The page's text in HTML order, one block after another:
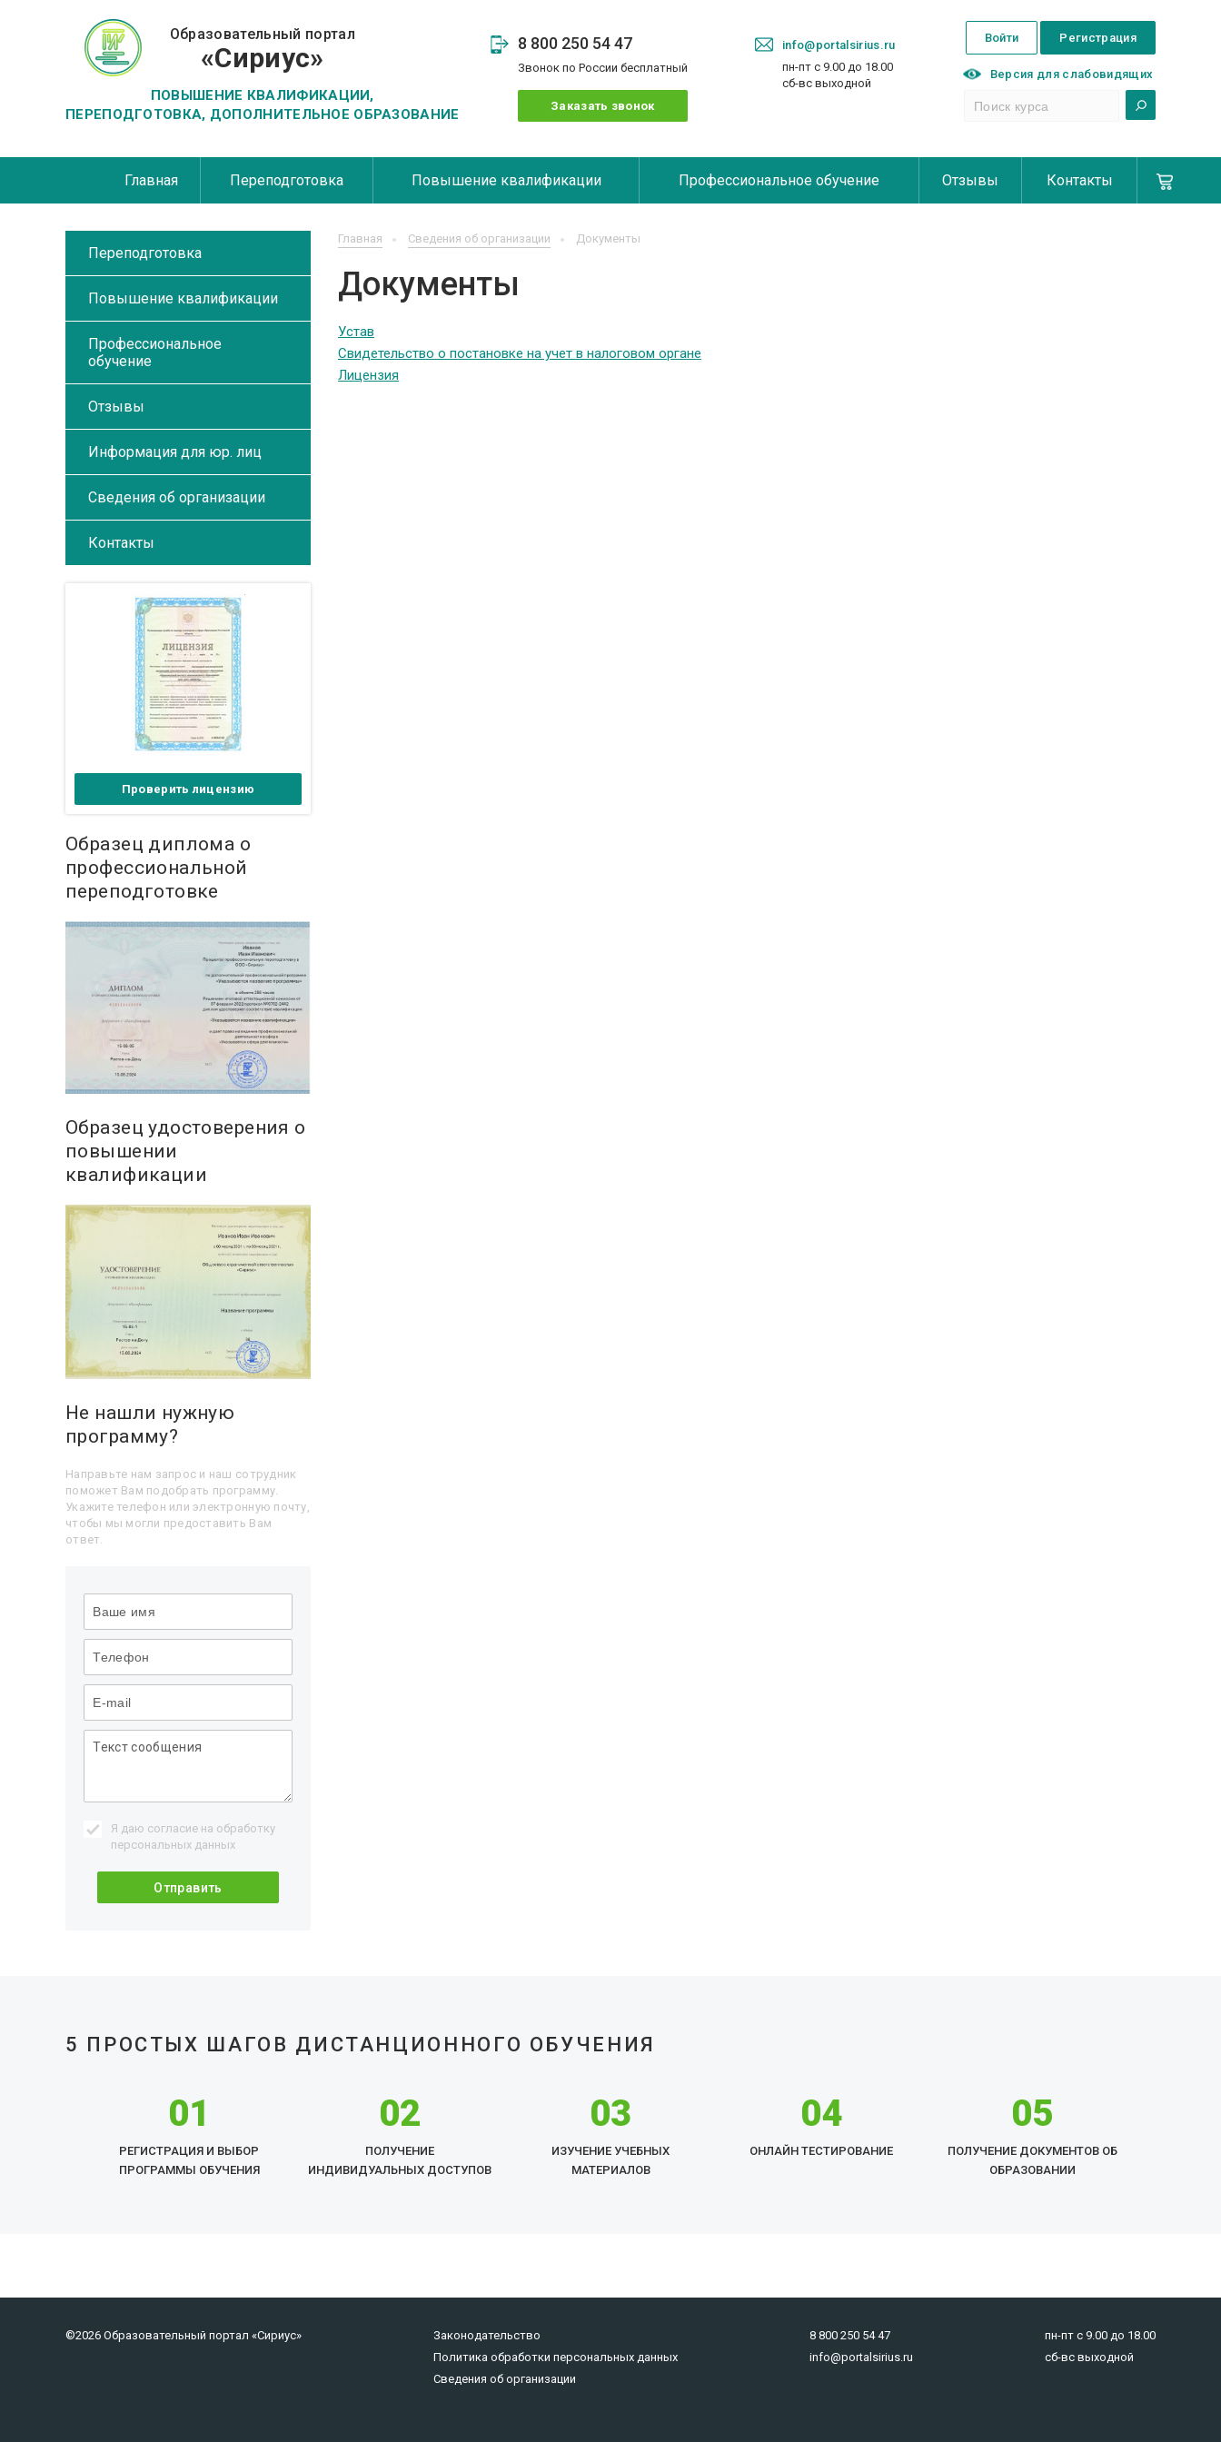
Образовательный портал
«Сириус»
ПОВЫШЕНИЕ КВАЛИФИКАЦИИ,
ПЕРЕПОДГОТОВКА, ДОПОЛНИТЕЛЬНОЕ ОБРАЗОВАНИЕ
8 800 250 54 47
Звонок по России бесплатный
Заказать звонок
info@portalsirius.ru
пн-пт с 9.00 до 18.00
сб-вс выходной
Регистрация
Войти
Версия для слабовидящих
Главная Переподготовка Повышение квалификации Профессиональное обучение Отзывы Контакты
Главная Сведения об организации Документы
Документы
Устав
Свидетельство о постановке на учет в налоговом органе
Лицензия
Переподготовка
Повышение квалификации
Профессиональное
обучение
Отзывы
Информация для юр. лиц
Сведения об организации
Контакты
Проверить лицензию
Образец диплома о
профессиональной
переподготовке
Образец удостоверения о
повышении
квалификации
Не нашли нужную
программу?
Направьте нам запрос и наш сотрудник
поможет Вам подобрать программу.
Укажите телефон или электронную почту,
чтобы мы могли предоставить Вам
ответ.
Я даю согласие на обработку
персональных данных
5 ПРОСТЫХ ШАГОВ ДИСТАНЦИОННОГО ОБУЧЕНИЯ
01
РЕГИСТРАЦИЯ И ВЫБОР
ПРОГРАММЫ ОБУЧЕНИЯ
02
ПОЛУЧЕНИЕ
ИНДИВИДУАЛЬНЫХ ДОСТУПОВ
03
ИЗУЧЕНИЕ УЧЕБНЫХ
МАТЕРИАЛОВ
04
ОНЛАЙН ТЕСТИРОВАНИЕ
05
ПОЛУЧЕНИЕ ДОКУМЕНТОВ ОБ
ОБРАЗОВАНИИ
©2026 Образовательный портал «Сириус»
Законодательство
Политика обработки персональных данных
Сведения об организации
8 800 250 54 47
info@portalsirius.ru
пн-пт с 9.00 до 18.00
сб-вс выходной